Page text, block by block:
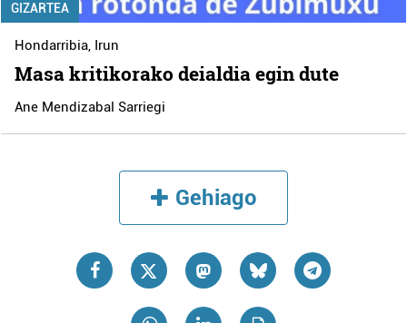
GIZARTEA
Hondarribia, Irun
Masa kritikorako deialdia egin dute
Ane Mendizabal Sarriegi
Gehiago